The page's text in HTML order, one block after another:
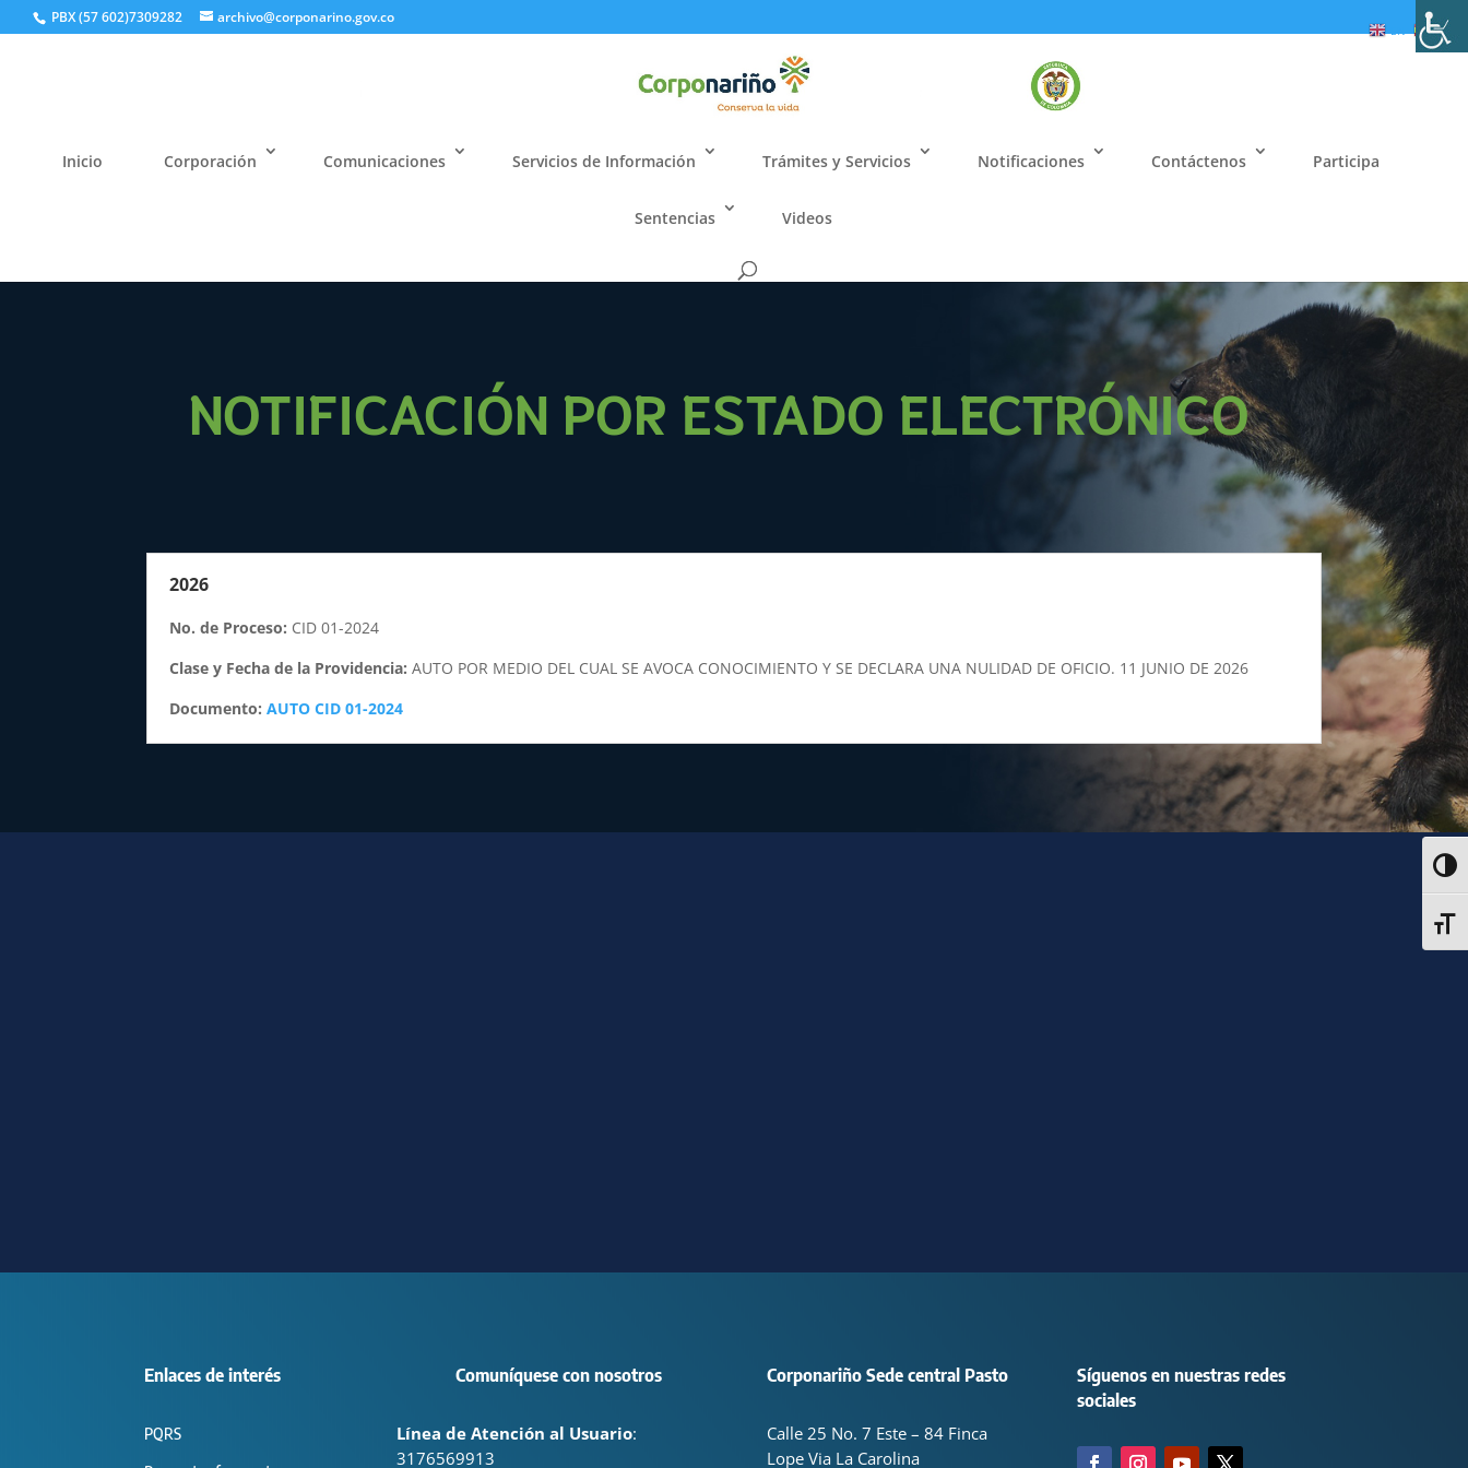
PBX (57 602)7309282 archivo@corponarino.gov.co
Inicio Corporación Comunicaciones Servicios de Información Trámites y Servicios Notificaciones Contáctenos Participa
Sentencias Videos
NOTIFICACIÓN POR ESTADO ELECTRÓNICO
2026
No. de Proceso: CID 01-2024
Clase y Fecha de la Providencia:AUTO POR MEDIO DEL CUAL SE AVOCA CONOCIMIENTO Y SE DECLARA UNA NULIDAD DE OFICIO. 11 JUNIO DE 2026
Documento:AUTO CID 01-2024
Enlaces de interés
PQRS
Comuníquese con nosotros
Línea de Atención al Usuario:
3176569913
Corponariño Sede central Pasto
Calle 25 No. 7 Este – 84 Finca
Lope Via La Carolina
Síguenos en nuestras redes
sociales
ES